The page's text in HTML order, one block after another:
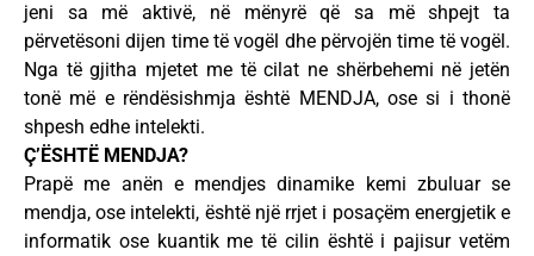
jeni sa më aktivë, në mënyrë që sa më shpejt ta
përvetësoni dijen time të vogël dhe përvojën time të vogël.
Nga të gjitha mjetet me të cilat ne shërbehemi në jetën
tonë më e rëndësishmja është MENDJA, ose si i thonë
shpesh edhe intelekti.
Ç’ËSHTË MENDJA?
Prapë me anën e mendjes dinamike kemi zbuluar se
mendja, ose intelekti, është një rrjet i posaçëm energjetik e
informatik ose kuantik me të cilin është i pajisur vetëm